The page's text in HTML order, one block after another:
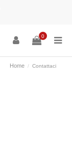
0
Home Contattaci